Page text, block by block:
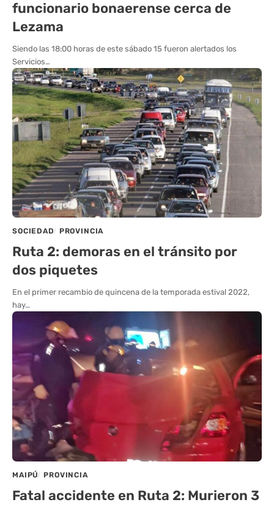
funcionario bonaerense cerca de
Lezama
Siendo las 18:00 horas de este sábado 15 fueron alertados los
Servicios…
SOCIEDAD PROVINCIA
Ruta 2: demoras en el tránsito por
dos piquetes
En el primer recambio de quincena de la temporada estival 2022,
hay…
MAIPÚ PROVINCIA
Fatal accidente en Ruta 2: Murieron 3